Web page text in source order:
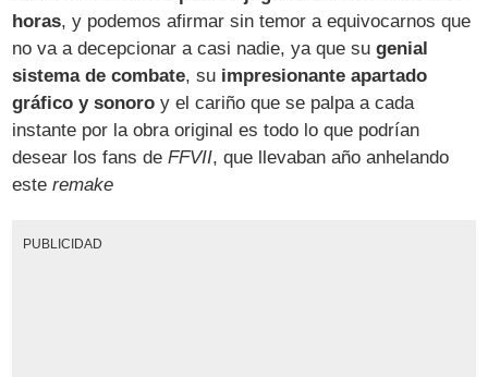
horas, y podemos afirmar sin temor a equivocarnos que
no va a decepcionar a casi nadie, ya que sugenial
sistema de combate, su impresionante apartado
gráfico y sonoro y el cariño que se palpa a cada
instante por la obra original es todo lo que podrían
desear los fans deFFVII, que llevaban año anhelando
esteremake
PUBLICIDAD